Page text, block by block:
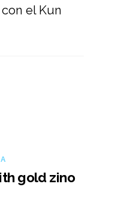
el Kun
gold zino